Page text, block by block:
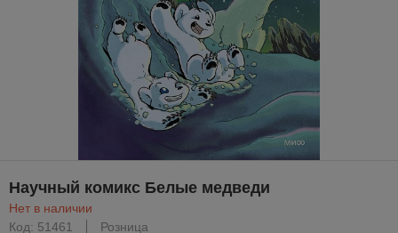
Научный комикс Белые медведи
Нет в наличии
Код: 51461
Розница